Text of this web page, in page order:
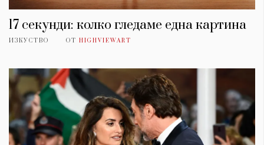
17 секунди: колко гледаме една картина
ИЗКУСТВО ОТ HIGHVIEWART